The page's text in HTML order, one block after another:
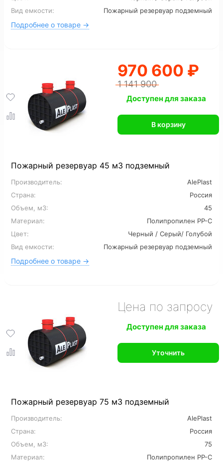
Для канализации 7 м3 8 м3
Вид емкости:
Пожарный резервуар подземный
Подробнее о товаре →
Пожарный резервуар 45 м3 подземный
Производитель:
AlePlast
Страна:
Россия
Объем, м3:
45
Материал:
Полипропилен PP-C
Цвет:
Черный / Серый/ Голубой
Вид емкости:
Пожарный резервуар подземный
Подробнее о товаре →
970 600 ₽
1 141 900
Доступен для заказа
В корзину
Пожарный резервуар 75 м3 подземный
Производитель:
AlePlast
Страна:
Россия
Объем, м3:
75
Материал:
Полипропилен PP-C
Цена по запросу
Доступен для заказа
Уточнить